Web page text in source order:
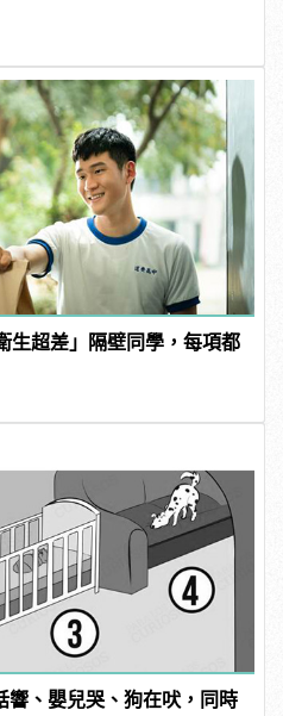
生超差」隔壁同學，每項都
響、嬰兒哭、狗在吠，同時